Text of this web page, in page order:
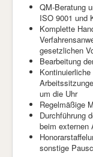
QM-Beratung
ISO 9001 und
Komplette
gesetzlichen
Bearbeitung
um die Uhr
Regelmäßige
Durchführung
beim externen
sonstige